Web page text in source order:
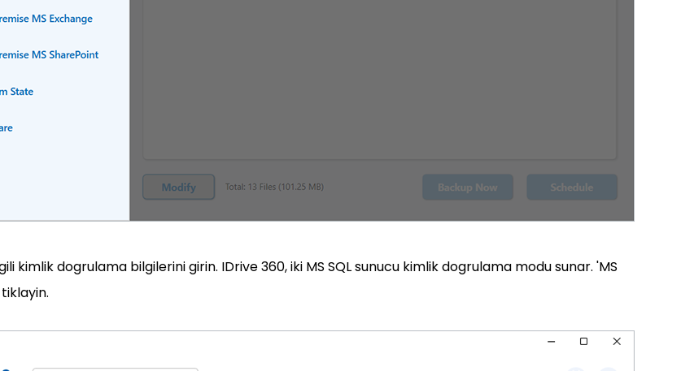
kimlik dogrulama bilgilerini girin. IDrive 360, iki MS SQL sunucu kimlik dogrulama modu sunar. 'MS
tiklayin.